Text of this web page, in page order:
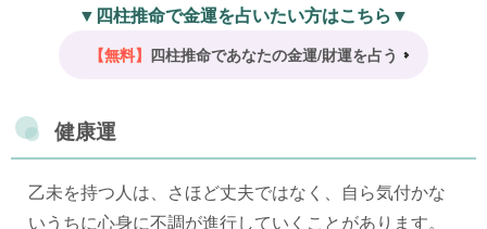
▼四柱推命で金運を占いたい方はこちら▼
【無料】 四柱推命であなたの金運/財運を占う
健康運
乙未を持つ人は、さほど丈夫ではなく、自ら気付かな
いうちに心身に不調が進行していくことがあります。